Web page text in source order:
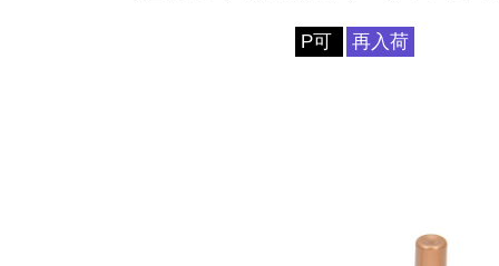
P可 再入荷